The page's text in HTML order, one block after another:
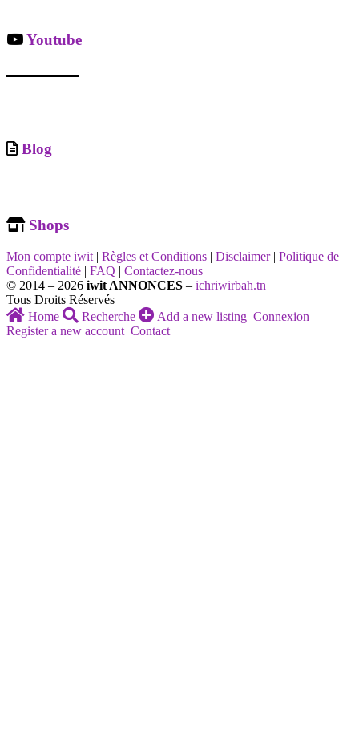
Youtube
ـــــــــــــــ
Blog
Shops
Mon compte iwit | Règles et Conditions | Disclaimer | Politique de
Confidentialité | FAQ | Contactez-nous
© 2014 – 2026 iwit ANNONCES – ichriwirbah.tn
Tous Droits Réservés
Home
Recherche Add a new listing Connexion
Register a new account Contact